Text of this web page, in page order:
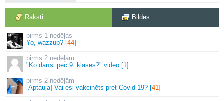
Raksti Bildes
1 nedēļas
Yo, wazzup? [44]
2 nedēļām
"Ko darīsi pēc 9. klases?" video [1]
2 nedēļām
[Aptauja] Vai esi vakcinēts pret Covid-19? [41]